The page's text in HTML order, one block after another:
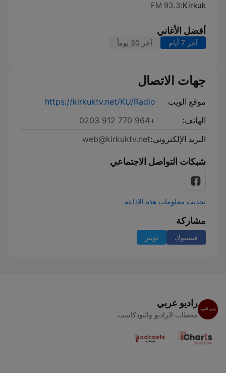
Kirkuk:
93.3 FM
أفضل الأغاني
آخر 7 أيام آخر 30 يوماً
جهات الاتصال
موقع الويب
https://kirkuktv.net/KU/Radio
الهاتف:
+964 770 912 0203
البريد الإلكتروني:web@kirkuktv.net
شبكات التواصل الاجتماعي
تحديث معلومات هذه الإذاعة
مشاركة
فيسبوك تويتر
راديو عربي
محطات الراديو والبودكاست